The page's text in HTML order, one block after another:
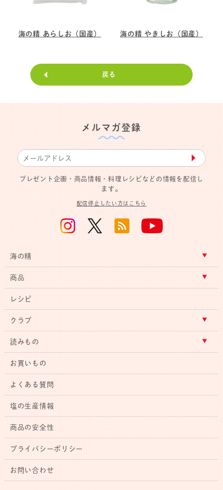
海の精 あらしお（国産） 海の精 やきしお（国産）
戻る
メルマガ登録
▶︎
プレゼント企画・商品情報・料理レシピなどの情報を配信し
ます。
配信停止したい方はこちら
海の精
商品
レシピ
クラブ
読みもの
お買いもの
よくある質問
塩の生産情報
商品の安全性
プライバシーポリシー
お問い合わせ